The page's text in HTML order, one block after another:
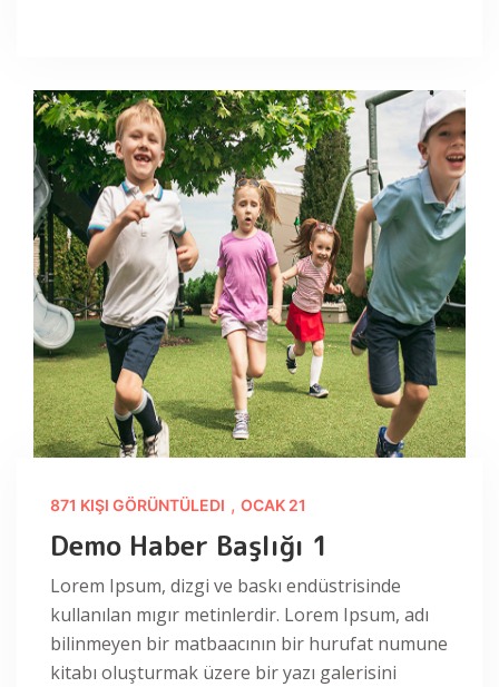
871 KIŞI GÖRÜNTÜLEDI , OCAK 21
Demo Haber Başlığı 1
Lorem Ipsum, dizgi ve baskı endüstrisinde
kullanılan mıgır metinlerdir. Lorem Ipsum, adı
bilinmeyen bir matbaacının bir hurufat numune
kitabı oluşturmak üzere bir yazı galerisini